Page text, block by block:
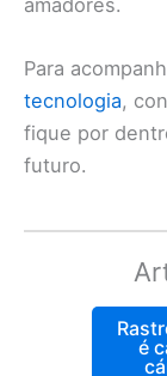
Para
tecnologia,
fique por
futuro.
é